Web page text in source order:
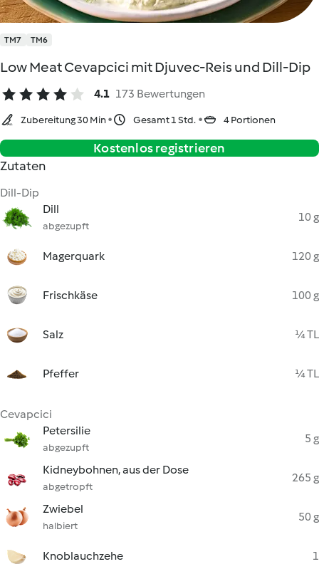
TM7 TM6
Low Meat Cevapcici mit Djuvec-Reis und Dill-Dip
4.1 173 Bewertungen
Zubereitung 30 Min Gesamt 1 Std. 4 Portionen
Kostenlos registrieren
Zutaten
Dill-Dip
Dill
abgezupft
10 g
Magerquark 120 g
Frischkäse 100 g
Salz ¼ TL
Pfeffer ¼ TL
Cevapcici
Petersilie
abgezupft
5 g
Kidneybohnen, aus der Dose
abgetropft
265 g
Zwiebel
halbiert
50 g
Knoblauchzehe 1